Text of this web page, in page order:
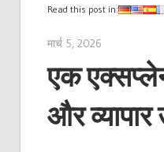
Scrum,
Agile
More
Read this post in:
मार्च 5, 2026
एक
और व्यापार